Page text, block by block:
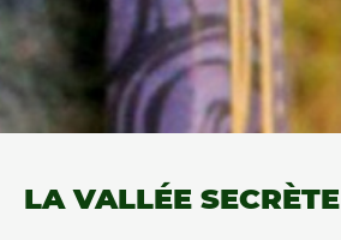
LA VALLÉE SECRÈTE